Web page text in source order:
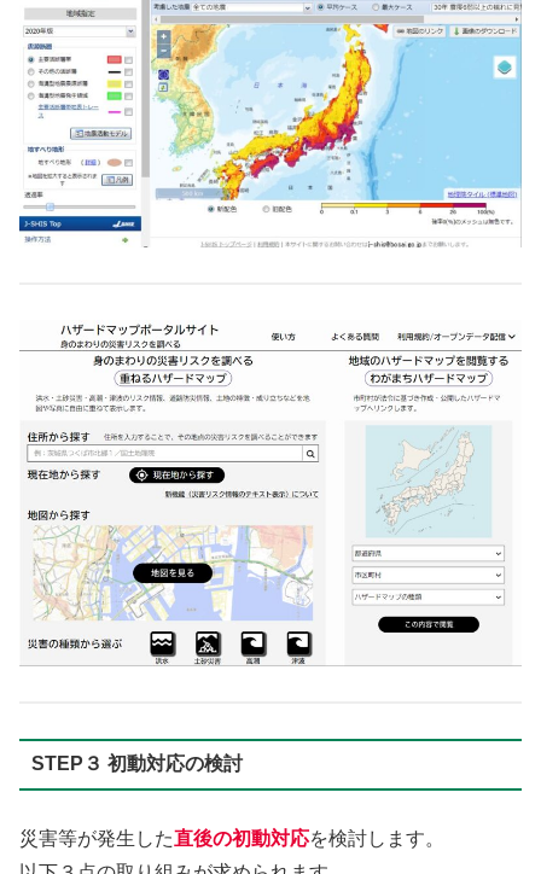
STEP３ 初動対応の検討
災害等が発生した直後の初動対応を検討します。